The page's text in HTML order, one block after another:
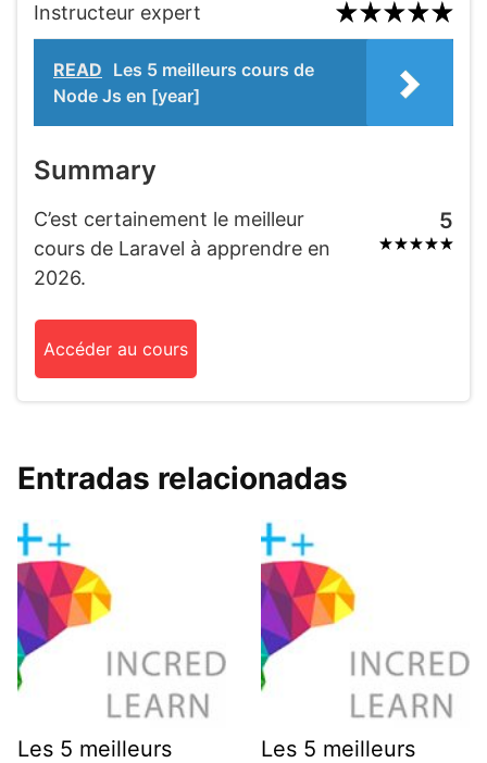
Instructeur expert
READ Les 5 meilleurs cours de
Node Js en [year]
Summary
C’est certainement le meilleur
cours de Laravel à apprendre en
2026.
5
Accéder au cours
Entradas relacionadas
Les 5 meilleurs
Les 5 meilleurs